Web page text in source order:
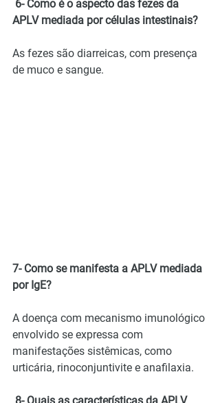
APLV mediada por células intestinais?
As fezes são diarreicas, com presença
de muco e sangue.
7- Como se manifesta a APLV mediada
por IgE?
A doença com mecanismo imunológico
envolvido se expressa com
manifestações sistêmicas, como
urticária, rinoconjuntivite e anafilaxia.